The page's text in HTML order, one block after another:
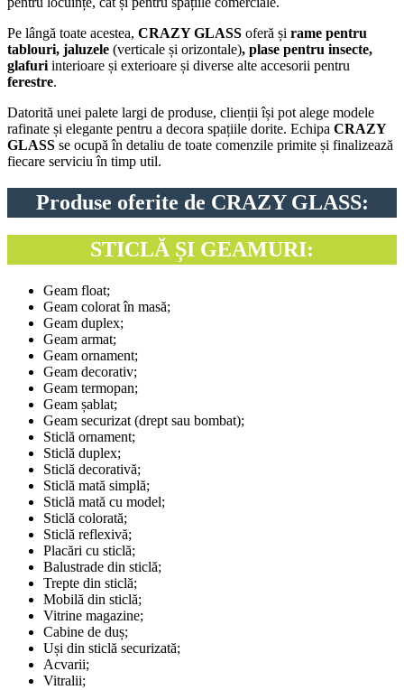
Pe lângă toate acestea, CRAZY GLASS oferă și rame pentru
tablouri, jaluzele (verticale și orizontale), plase pentru insecte,
glafuri interioare și exterioare și diverse alte accesorii pentru
ferestre.
Datorită unei palete largi de produse, clienții își pot alege modele
rafinate și elegante pentru a decora spațiile dorite. Echipa CRAZY
GLASS se ocupă în detaliu de toate comenzile primite și finalizează
fiecare serviciu în timp util.
Produse oferite de CRAZY GLASS:
STICLĂ ȘI GEAMURI:
Geam float;
Geam colorat în masă;
Geam duplex;
Geam armat;
Geam ornament;
Geam decorativ;
Geam termopan;
Geam șablat;
Geam securizat (drept sau bombat);
Sticlă ornament;
Sticlă duplex;
Sticlă decorativă;
Sticlă mată simplă;
Sticlă mată cu model;
Sticlă colorată;
Sticlă reflexivă;
Placări cu sticlă;
Balustrade din sticlă;
Trepte din sticlă;
Mobilă din sticlă;
Vitrine magazine;
Cabine de duș;
Uși din sticlă securizată;
Acvarii;
Vitralii;